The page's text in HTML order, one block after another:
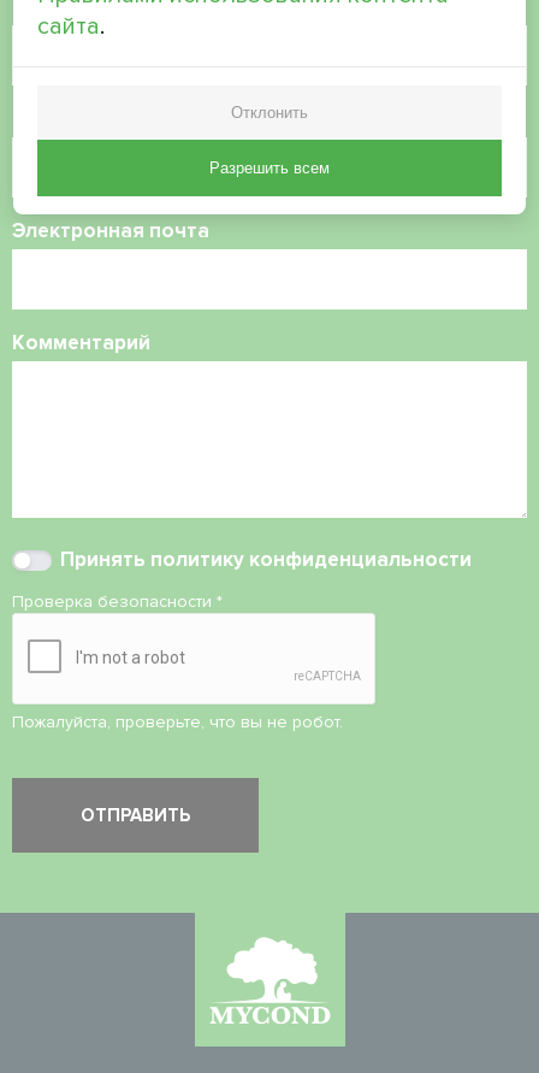
Имя
Электронная почта
Комментарий
Принять политику конфиденциальности
Проверка безопасности *
Пожалуйста, проверьте, что вы не робот.
сайта.
Отклонить
Разрешить всем